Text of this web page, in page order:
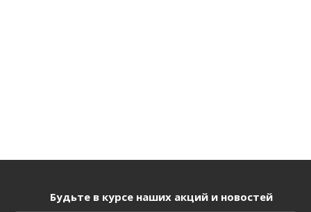
Будьте в курсе наших акций и новостей